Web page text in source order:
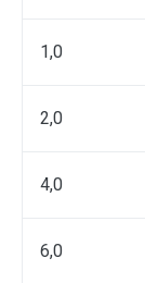
1,0
2,0
4,0
6,0